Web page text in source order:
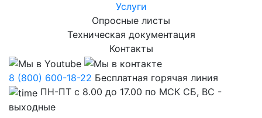
Услуги
Опросные листы
Техническая документация
Контакты
8 (800) 600-18-22 Бесплатная горячая линия
ПН-ПТ с 8.00 до 17.00 по МСК СБ, ВС -
выходные